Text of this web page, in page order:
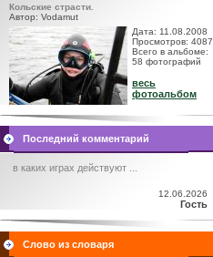
Кольские страсти.
Автор: Vodamut
Дата: 11.08.2008
Просмотров: 4087
Всего в альбоме:
58 фотографий
весь
фотоальбом
Последний комментарий
в каких играх действуют ...
12.06.2026
Гость
Слово из словаря